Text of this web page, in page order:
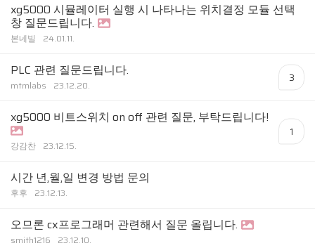
xg5000 시뮬레이터 실행 시 나타나는 위치결정 모듈 선택
창 질문드립니다.
본네빌 24.01.11.
PLC 관련 질문드립니다.
mtmlabs 23.12.20.
3
xg5000 비트스위치 on off 관련 질문, 부탁드립니다!
강감찬 23.12.15.
1
시간 년,월,일 변경 방법 문의
후후 23.12.13.
오므론 cx프로그래머 관련해서 질문 올립니다.
smith1216 23.12.10.